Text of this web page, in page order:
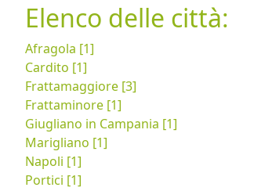
Elenco delle città:
Afragola [1]
Cardito [1]
Frattamaggiore [3]
Frattaminore [1]
Giugliano in Campania [1]
Marigliano [1]
Napoli [1]
Portici [1]